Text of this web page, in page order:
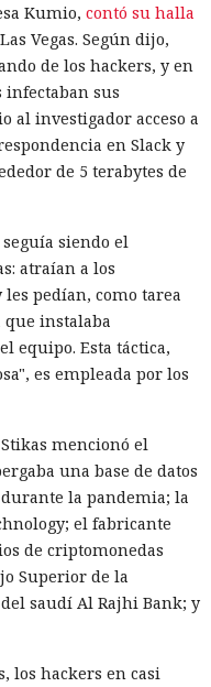
analizado no
sino que
de automatización en
que el operador
por su cuenta.
de mantener
en diferentes idiomas
románticas y de
y la gestión
de HUMAN, perfiles
rápidamente
intentaron dirigir
y un guion
comercial mediante
modalidad de puesta en
de gastos iniciales y
Una opción más
pero cuesta
teléfonos en la nube,
de comunicación.
delictivo, sino a
Kumio, contó su halla
Vegas. Según dijo,
de los hackers, y en
infectaban sus
al investigador acceso a
en Slack y
de 5 terabytes de
siendo el
atraían a los
pedían, como tarea
instalaba
equipo. Esta táctica,
es empleada por los
mencionó el
una base de datos
la pandemia; la
el fabricante
de criptomonedas
Superior de la
saudí Al Rajhi Bank; y
los hackers en casi